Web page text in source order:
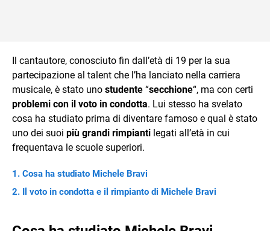
Il cantautore, conosciuto fin dall’età di 19 per la sua
partecipazione al talent che l’ha lanciato nella carriera
musicale, è stato uno studente “secchione“, ma con certi
problemi con il voto in condotta. Lui stesso ha svelato
cosa ha studiato prima di diventare famoso e qual è stato
uno dei suoi più grandi rimpianti legati all’età in cui
frequentava le scuole superiori.
Cosa ha studiato Michele Bravi
Il voto in condotta e il rimpianto di Michele Bravi